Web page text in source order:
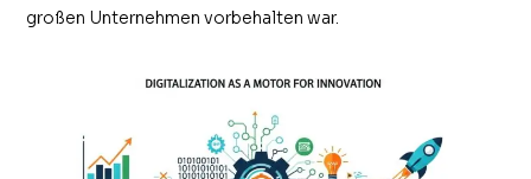
großen Unternehmen vorbehalten war.